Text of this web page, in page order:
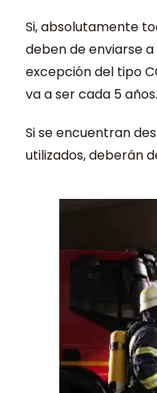
Si, absolutamente
deben de enviarse
excepción del tipo
va a ser cada 5 años.
Si se encuentran
utilizados, deberán